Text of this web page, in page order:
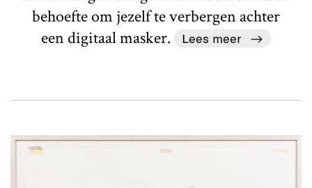
behoefte om jezelf te verbergen achter
een digitaal masker.
Lees meer